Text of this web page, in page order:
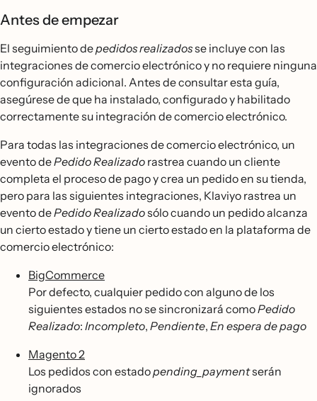
Antes de empezar
El seguimiento depedidos realizadosse incluye con las
integraciones de comercio electrónico y no requiere ninguna
configuración adicional. Antes de consultar esta guía,
asegúrese de que ha instalado, configurado y habilitado
correctamente su integración de comercio electrónico.
Para todas las integraciones de comercio electrónico, un
evento dePedido Realizado rastrea cuando un cliente
completa el proceso de pago y crea un pedido en su tienda,
pero para las siguientes integraciones, Klaviyo rastrea un
evento dePedido Realizadosólo cuando un pedido alcanza
un cierto estado y tiene un cierto estado en la plataforma de
comercio electrónico:
BigCommerce
Por defecto, cualquier pedido con alguno de los
siguientes estados no se sincronizará comoPedido
Realizado: Incompleto, Pendiente, En espera de pago
Magento 2
Los pedidos con estadopending_paymentserán
ignorados